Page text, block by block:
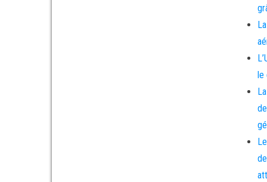
le